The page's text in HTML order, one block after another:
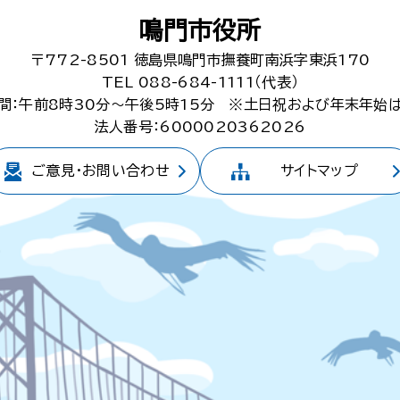
鳴門市役所
〒772-8501
徳島県鳴門市撫養町南浜字東浜170
TEL 088-684-1111（代表）
：午前8時30分～午後5時15分
※土日祝および年末年始
法人番号：6000020362026
ご意見・お問い合わせ サイトマップ